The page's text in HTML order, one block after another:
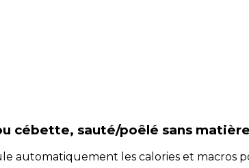
cébette, sauté/poêlé sans
automatiquement les calories et macros